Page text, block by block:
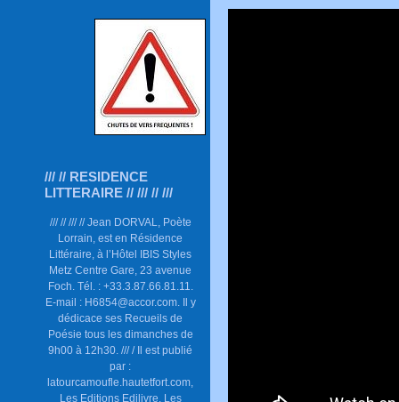
/// // RESIDENCE
LITTERAIRE // /// // ///
/// // /// // Jean DORVAL, Poète
Lorrain, est en Résidence
Littéraire, à l’Hôtel IBIS Styles
Metz Centre Gare, 23 avenue
Foch. Tél. : +33.3.87.66.81.11.
E-mail : H6854@accor.com. Il y
dédicace ses Recueils de
Poésie tous les dimanches de
9h00 à 12h30. /// / Il est publié
par :
latourcamoufle.hautetfort.com,
Les Editions Edilivre, Les